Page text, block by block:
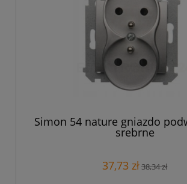
Simon 54 nature gniazdo
srebrne
37,73 zł38,34 zł